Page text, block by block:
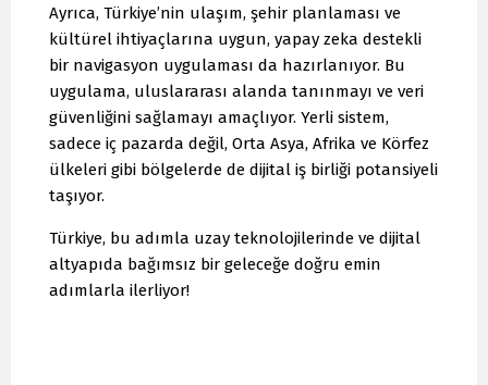
Ayrıca, Türkiye’nin ulaşım, şehir planlaması ve
kültürel ihtiyaçlarına uygun, yapay zeka destekli
bir navigasyon uygulaması da hazırlanıyor. Bu
uygulama, uluslararası alanda tanınmayı ve veri
güvenliğini sağlamayı amaçlıyor. Yerli sistem,
sadece iç pazarda değil, Orta Asya, Afrika ve Körfez
ülkeleri gibi bölgelerde de dijital iş birliği potansiyeli
taşıyor.
Türkiye, bu adımla uzay teknolojilerinde ve dijital
altyapıda bağımsız bir geleceğe doğru emin
adımlarla ilerliyor!